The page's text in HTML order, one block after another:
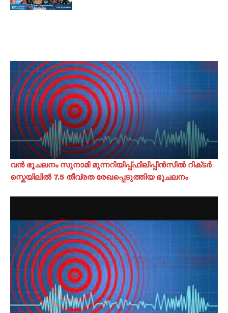
വൻ ഭൂചലനം സുനാമി മുന്നറിയിപ്പ്ഫിലിപ്പീൻസിൽ റിക്‌ടർ
സ്കെയിലിൽ 7.5 തീവ്രത രേഖപ്പെടുത്തിയ ഭൂചലനം